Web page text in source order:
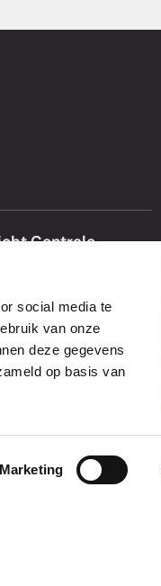
social media te
van onze
deze gegevens
op basis van
Marketing
Centrale